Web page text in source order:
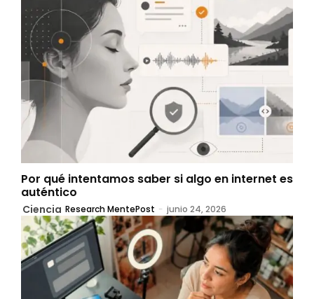
Por qué intentamos saber si algo en internet es
auténtico
Ciencia Research MentePost - junio 24, 2026